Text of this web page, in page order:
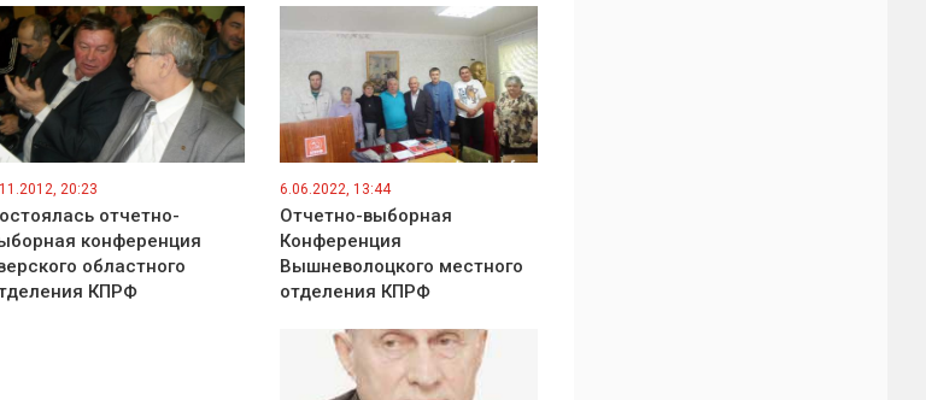
20:23
отчетно-
конференция
областного
КПРФ
6.06.2022, 13:44
Отчетно-выборная
Конференция
Вышневолоцкого местного
отделения КПРФ